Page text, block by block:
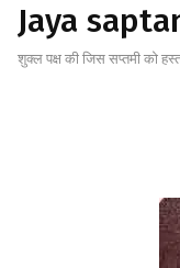
Jaya
शुक्ल पक्ष की जिस सप्तमी को